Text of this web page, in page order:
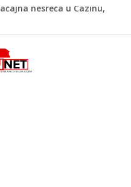
nesreća u Cazinu,
mladić koji je izgubio
kod Zavidovića
LJUBIJANKIĆ (Hasan)